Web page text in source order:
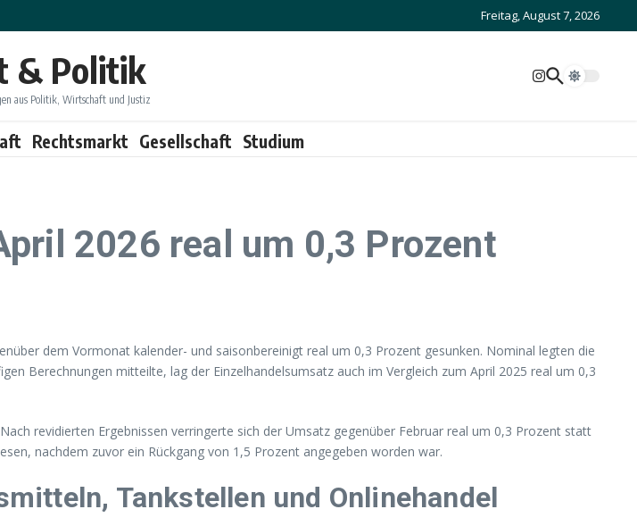
Freitag, August 7, 2026
& Politik
aus Politik, Wirtschaft und Justiz
Rechtsmarkt Gesellschaft Studium
2026 real um 0,3 Prozent
dem Vormonat kalender- und saisonbereinigt real um 0,3 Prozent gesunken. Nominal legten die
Berechnungen mitteilte, lag der Einzelhandelsumsatz auch im Vergleich zum April 2025 real um 0,3
revidierten Ergebnissen verringerte sich der Umsatz gegenüber Februar real um 0,3 Prozent statt
nachdem zuvor ein Rückgang von 1,5 Prozent angegeben worden war.
Tankstellen und Onlinehandel